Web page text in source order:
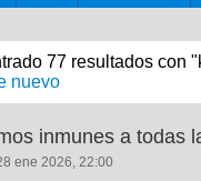
77 resultados con
nuevo
inmunes a todas
ene 2026, 22:00